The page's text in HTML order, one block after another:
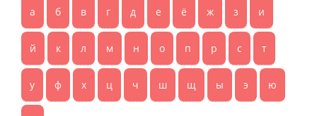
а б в г д е ё ж з и
й к л м н о п р с т
у ф х ц ч ш щ ы э ю